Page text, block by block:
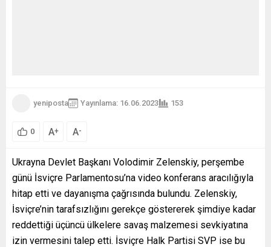
yeniposta Yayınlama: 16.06.2023 153
0 A+ A-
Ukrayna Devlet Başkanı Volodimir Zelenskiy, perşembe
günü İsviçre Parlamentosu’na video konferans aracılığıyla
hitap etti ve dayanışma çağrısında bulundu. Zelenskiy,
İsviçre’nin tarafsızlığını gerekçe göstererek şimdiye kadar
reddettiği üçüncü ülkelere savaş malzemesi sevkiyatına
izin vermesini talep etti. İsviçre Halk Partisi SVP ise bu